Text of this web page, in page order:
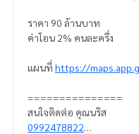
ราคา 90 ล้านบาท
ค่าโอน 2% คนละครึ่ง
แผนที่ https://
===============
สนใจติดต่อ คุณนริส
0992478822